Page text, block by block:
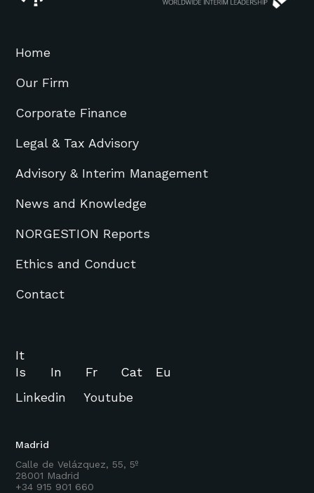
Home
Our Firm
Corporate Finance
Legal & Tax Advisory
Advisory & Interim Management
News and Knowledge
NORGESTION Reports
Ethics and Conduct
Contact
Madrid
Calle de Velázquez, 55, 5º
28001 Madrid
+34 915 901 660
It
Is
In Fr Cat
Eu
Linkedin
Youtube